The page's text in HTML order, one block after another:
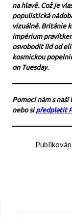
na hlavě. Což je
populistická
vizuálně. Británie
impérium
osvobodit lid od
kosmickou
on Tuesday.
Pomoci nám s
nebo sipředplatit